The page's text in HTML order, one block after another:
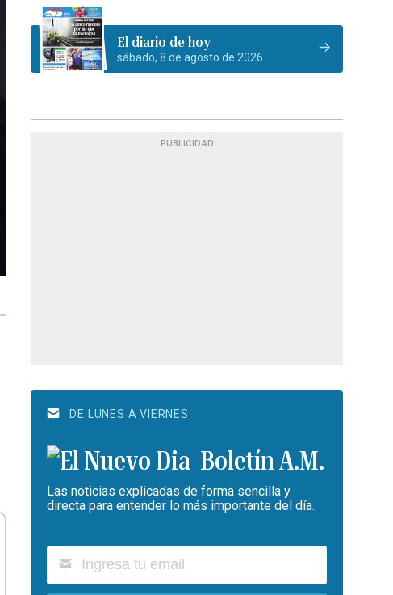
El diario de hoy
sábado, 8 de agosto de 2026
PUBLICIDAD
DE LUNES A VIERNES
Boletín A.M.
Las noticias explicadas de forma sencilla y
directa para entender lo más importante del día.